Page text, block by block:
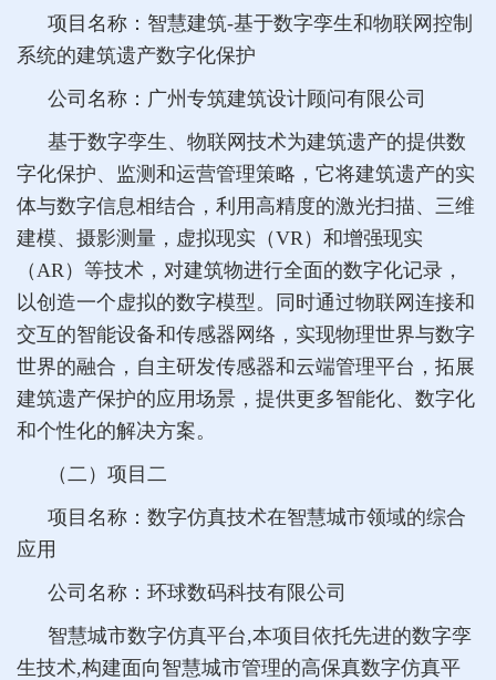
项目名称：智慧建筑-基于数字孪生和物联网控制
系统的建筑遗产数字化保护
公司名称：广州专筑建筑设计顾问有限公司
基于数字孪生、物联网技术为建筑遗产的提供数
字化保护、监测和运营管理策略，它将建筑遗产的实
体与数字信息相结合，利用高精度的激光扫描、三维
建模、摄影测量，虚拟现实（VR）和增强现实
（AR）等技术，对建筑物进行全面的数字化记录，
以创造一个虚拟的数字模型。同时通过物联网连接和
交互的智能设备和传感器网络，实现物理世界与数字
世界的融合，自主研发传感器和云端管理平台，拓展
建筑遗产保护的应用场景，提供更多智能化、数字化
和个性化的解决方案。
（二）项目二
项目名称：数字仿真技术在智慧城市领域的综合
应用
公司名称：环球数码科技有限公司
智慧城市数字仿真平台,本项目依托先进的数字孪
生技术,构建面向智慧城市管理的高保真数字仿真平